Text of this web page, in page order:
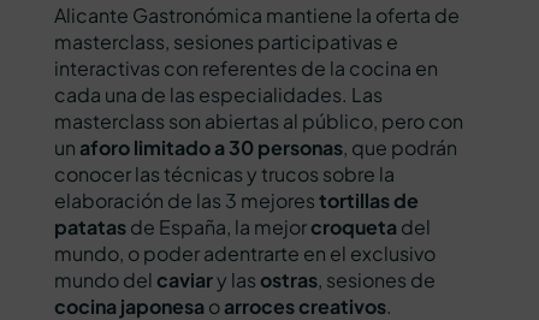
Alicante Gastronómica mantiene la oferta de
masterclass, sesiones participativas e
interactivas con referentes de la cocina en
cada una de las especialidades. Las
masterclass son abiertas al público, pero con
unaforo limitado a 30 personas, que podrán
conocer las técnicas y trucos sobre la
elaboración de las 3 mejorestortillas de
patatasde España, la mejorcroqueta del
mundo, o poder adentrarte en el exclusivo
mundo delcaviary lasostras, sesiones de
cocina japonesa oarroces creativos.